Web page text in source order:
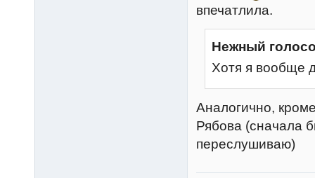
впечатлила.
Нежный
Хотя я вообще
Аналогично,
Рябова (сначала
переслушиваю)